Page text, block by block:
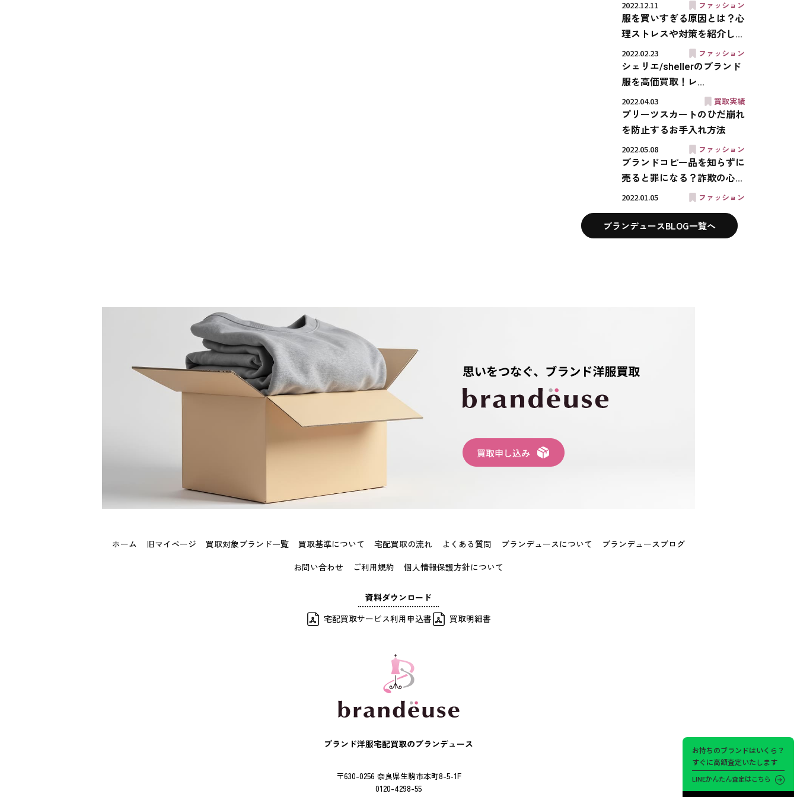
お持ちのブランドはいくら？
すぐに高額査定いたします
LINEかんたん査定はこちら
2022.12.11
ファッション
服を買いすぎる原因とは？心
理ストレスや対策を紹介し...
2022.02.23
ファッション
シェリエ/shellerのブランド
服を高価買取！レ...
2022.04.03
買取実績
プリーツスカートのひだ崩れ
を防止するお手入れ方法
2022.05.08
ファッション
ブランドコピー品を知らずに
売ると罪になる？詐欺の心...
2022.01.05
ファッション
ブランデュースBLOG一覧へ
ホーム 旧マイページ 買取対象ブランド一覧 買取基準について 宅配買取の流れ よくある質問 ブランデュースについて
ブランデュースブログ
お問い合わせ
ご利用規約 個人情報保護方針について
資料ダウンロード
宅配買取サービス利用申込書
買取明細書
ブランド洋服宅配買取のブランデュース
〒630-0256 奈良県生駒市本町8-5-1F
0120-4298-55